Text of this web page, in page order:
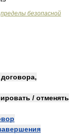
пределы безопасной
/ отменять